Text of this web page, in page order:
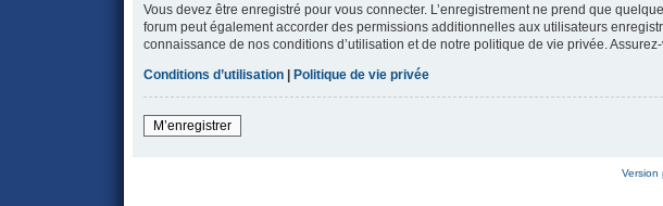
Vous devez être enregistré pour vous connecter. L’enregistrement ne prend que
forum peut également accorder des permissions additionnelles aux utilisateurs
connaissance de nos conditions d’utilisation et de notre politique de vie privée.
Conditions d’utilisation | Politique de vie privée
M’enregistrer
Version